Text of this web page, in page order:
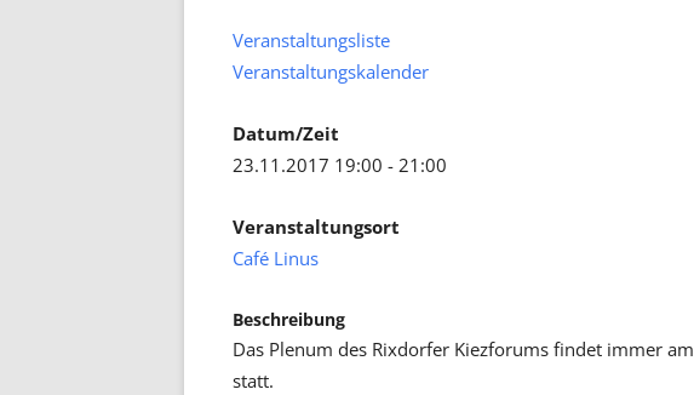
Veranstaltungsliste
Veranstaltungskalender
Datum/Zeit
23.11.2017 19:00 - 21:00
Veranstaltungsort
Café Linus
Beschreibung
Das Plenum des Rixdorfer Kiezforums findet immer am
statt.